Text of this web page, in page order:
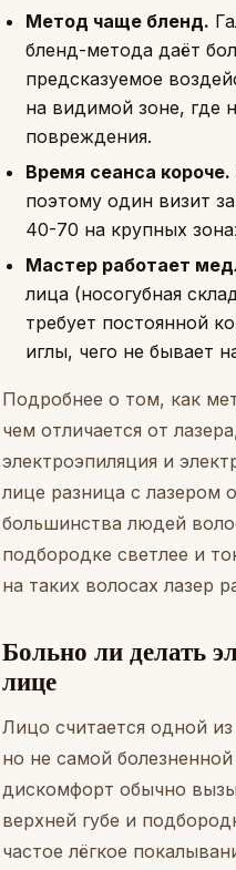
Метод чаще бленд.
бленд-метода даёт
предсказуемое
на видимой зоне, где
повреждения.
Время сеанса короче.
поэтому один визит
40-70 на крупных
Мастер работает
лица (носогубная
требует постоянной
иглы, чего не бывает
Подробнее о том, как
чем отличается от
электроэпиляция и
лице разница с лазером
большинства людей
подбородке светлее и
на таких волосах лазер
Больно ли делать
лице
Лицо считается одной
но не самой
дискомфорт обычно
верхней губе и
частое лёгкое